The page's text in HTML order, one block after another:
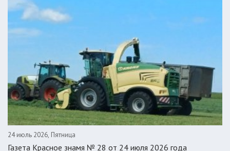
24 июль 2026, Пятница
Газета Красное знамя № 28 от 24 июля 2026 года